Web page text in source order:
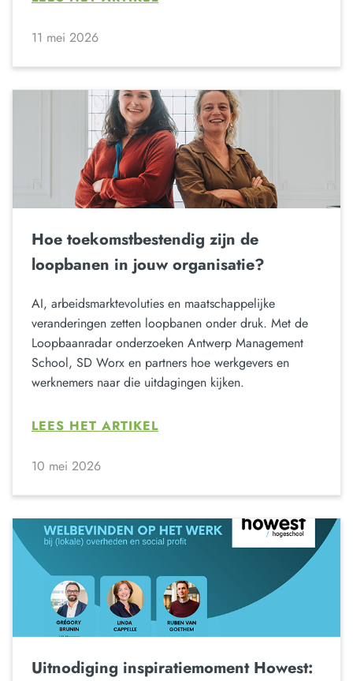
11 mei 2026
Hoe toekomstbestendig zijn de
loopbanen in jouw organisatie?
AI, arbeidsmarktevoluties en maatschappelijke
veranderingen zetten loopbanen onder druk. Met de
Loopbaanradar onderzoeken Antwerp Management
School, SD Worx en partners hoe werkgevers en
werknemers naar die uitdagingen kijken.
LEES HET ARTIKEL
10 mei 2026
Uitnodiging inspiratiemoment Howest: